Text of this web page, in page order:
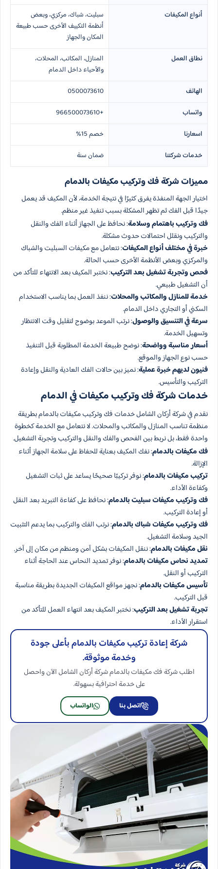
أنواع المكيفات
سبليت، شباك، مركزي، وبعض
أنظمة التكييف الأخرى حسب طبيعة
المكان والجهاز
نطاق العمل
المنازل، المكاتب، المحلات،
والأحياء داخل الدمام
الهاتف
0500073610
واتساب
+966500073610
اسعارنا
خصم 15%
خدمات شركتنا
ضمان سنة
مميزات شركة فك وتركيب مكيفات بالدمام
اختيار الجهة المنفذة يفرق كثيرًا في نتيجة الخدمة، لأن المكيف قد يعمل
جيدًا قبل الفك ثم تظهر المشكلة بسبب تنفيذ غير منظم.
فك وتركيب باهتمام وسلامة: نحافظ على الجهاز أثناء الفك والنقل
والتركيب ونقلل احتمالات حدوث مشكلة.
خبرة في مختلف أنواع المكيفات: نتعامل مع مكيفات السبليت والشباك
والمركزي وبعض الأنظمة الأخرى حسب الحالة.
فحص وتجربة تشغيل بعد التركيب: نختبر المكيف بعد الانتهاء للتأكد من
أن التشغيل طبيعي.
خدمة للمنازل والمكاتب والمحلات: ننفذ العمل بما يناسب الاستخدام
السكني أو التجاري داخل الدمام.
سرعة في التنسيق والوصول: نرتب الموعد بوضوح لتقليل وقت الانتظار
وتسهيل الخدمة.
أسعار مناسبة وواضحة: نوضح طبيعة الخدمة المطلوبة قبل التنفيذ
حسب نوع الجهاز والموقع.
فنيون لديهم خبرة عملية: نميز بين حالات الفك العادية والنقل وإعادة
التركيب والتأسيس.
خدمات شركة فك وتركيب مكيفات في الدمام
نقدم في شركة أركان الشامل خدمات فك وتركيب مكيفات بالدمام بطريقة
منظمة تناسب المنازل والمكاتب والمحلات. لا نتعامل مع الخدمة كخطوة
واحدة فقط، بل نربط بين الفحص والفك والنقل والتركيب وتجربة التشغيل.
فك مكيفات بالدمام: نفك المكيف بعناية للحفاظ على سلامة الجهاز أثناء
الإزالة.
تركيب مكيفات بالدمام: نوفر تركيبًا صحيحًا يساعد على ثبات التشغيل
وكفاءة الأداء.
فك وتركيب مكيفات سبليت بالدمام: نحافظ على كفاءة التبريد بعد النقل
أو إعادة التركيب.
فك وتركيب مكيفات شباك بالدمام: نرتب الفك والتركيب بما يدعم التثبيت
الجيد وسلامة التشغيل.
نقل مكيفات بالدمام: ننقل المكيفات بشكل آمن ومنظم من مكان إلى آخر.
تمديد نحاس مكيفات بالدمام: نوفر تمديد النحاس عند الحاجة أثناء
التركيب أو النقل.
تأسيس مكيفات بالدمام: نجهز مواقع المكيفات الجديدة بطريقة مناسبة
قبل التركيب.
تجربة تشغيل بعد التركيب: نختبر المكيف بعد انتهاء العمل للتأكد من
استقرار الأداء.
شركة إعادة تركيب مكيفات بالدمام بأعلى جودة
وخدمة موثوقة.
اطلب شركة فك مكيفات بالدمام شركة أركان الشامل الآن واحصل
على خدمة احترافية بسهولة.
اتصل بنا الواتساب